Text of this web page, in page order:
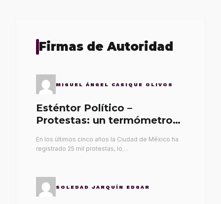
Firmas de Autoridad
MIGUEL ÁNGEL CASIQUE OLIVOS
Esténtor Político –
Protestas: un termómetro
En los últimos cinco años la Ciudad de México ha
registrado 25 mil protestas, lo…
SOLEDAD JARQUÍN EDGAR